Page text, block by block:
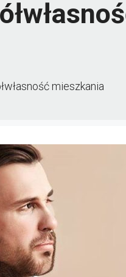
mieszkania